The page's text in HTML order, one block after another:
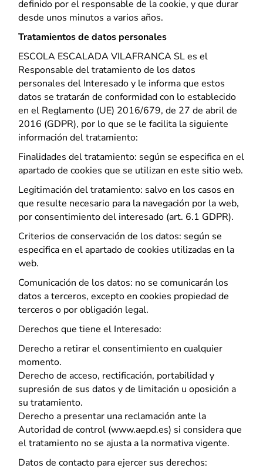
definido por el responsable de la cookie, y que durar
desde unos minutos a varios años.
Tratamientos de datos personales
ESCOLA ESCALADA VILAFRANCA SL es el
Responsable del tratamiento de los datos
personales del Interesado y le informa que estos
datos se tratarán de conformidad con lo establecido
en el Reglamento (UE) 2016/679, de 27 de abril de
2016 (GDPR), por lo que se le facilita la siguiente
información del tratamiento:
Finalidades del tratamiento: según se especifica en el
apartado de cookies que se utilizan en este sitio web.
Legitimación del tratamiento: salvo en los casos en
que resulte necesario para la navegación por la web,
por consentimiento del interesado (art. 6.1 GDPR).
Criterios de conservación de los datos: según se
especifica en el apartado de cookies utilizadas en la
web.
Comunicación de los datos: no se comunicarán los
datos a terceros, excepto en cookies propiedad de
terceros o por obligación legal.
Derechos que tiene el Interesado:
Derecho a retirar el consentimiento en cualquier
momento.
Derecho de acceso, rectificación, portabilidad y
supresión de sus datos y de limitación u oposición a
su tratamiento.
Derecho a presentar una reclamación ante la
Autoridad de control (www.aepd.es) si considera que
el tratamiento no se ajusta a la normativa vigente.
Datos de contacto para ejercer sus derechos: